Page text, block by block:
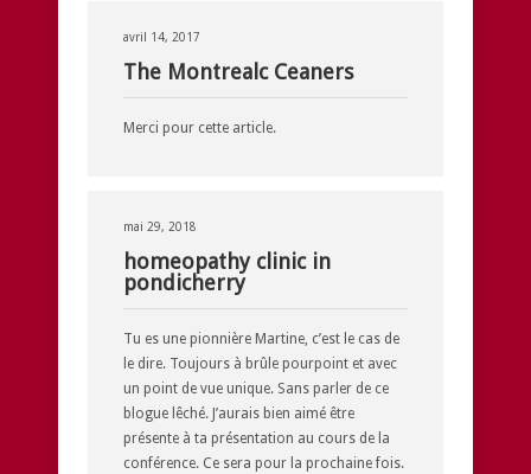
avril 14, 2017
The Montrealc Ceaners
Merci pour cette article.
mai 29, 2018
homeopathy clinic in
pondicherry
Tu es une pionnière Martine, c’est le cas de
le dire. Toujours à brûle pourpoint et avec
un point de vue unique. Sans parler de ce
blogue lêché. J’aurais bien aimé être
présente à ta présentation au cours de la
conférence. Ce sera pour la prochaine fois.